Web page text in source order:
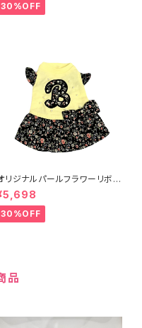
30%OFF
リジナルパールフラワーリボン
ンピース 920101〜
30%OFF
品